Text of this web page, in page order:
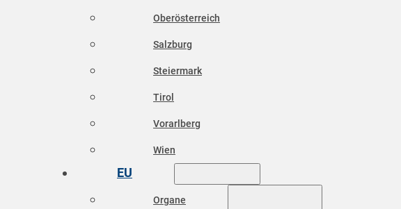
Oberösterreich
Salzburg
Steiermark
Tirol
Vorarlberg
Wien
EU
Organe